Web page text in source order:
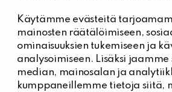
Käytämme evästeitä
mainosten räätälöimiseen,
ominaisuuksien tukemiseen ja
analysoimiseen. Lisäksi jaamme
median, mainosalan ja
kumppaneillemme tietoja siitä,
Kiinteistöhuolto
Päivystysnumero, Kiinteistöässät
044 704 7632
Kiinteistönhuollon yhteystiedot